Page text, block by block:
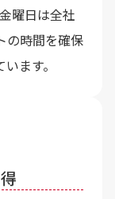
曜日は全社
の時間を確保
ます。